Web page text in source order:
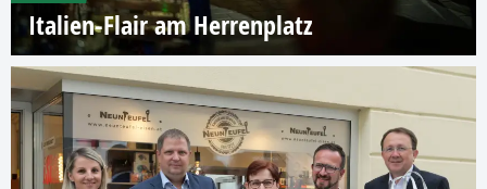
Italien-Flair am Herrenplatz